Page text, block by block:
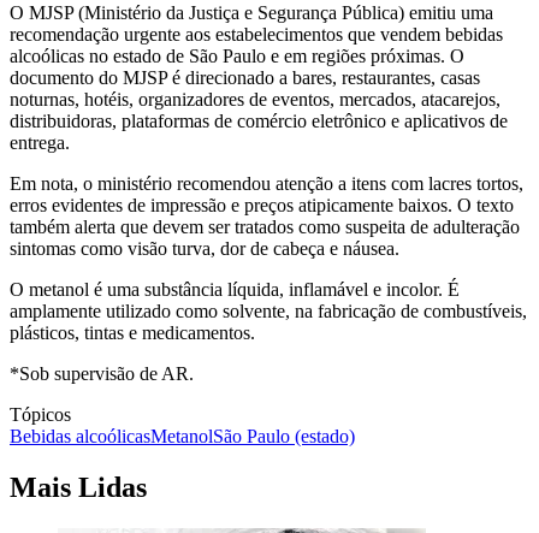
O MJSP (Ministério da Justiça e Segurança Pública) emitiu uma
recomendação urgente aos estabelecimentos que vendem bebidas
alcoólicas no estado de São Paulo e em regiões próximas. O
documento do MJSP é direcionado a bares, restaurantes, casas
noturnas, hotéis, organizadores de eventos, mercados, atacarejos,
distribuidoras, plataformas de comércio eletrônico e aplicativos de
entrega.
Em nota, o ministério recomendou atenção a itens com lacres tortos,
erros evidentes de impressão e preços atipicamente baixos. O texto
também alerta que devem ser tratados como suspeita de adulteração
sintomas como visão turva, dor de cabeça e náusea.
O metanol é uma substância líquida, inflamável e incolor. É
amplamente utilizado como solvente, na fabricação de combustíveis,
plásticos, tintas e medicamentos.
*Sob supervisão de AR.
Tópicos
Bebidas alcoólicasMetanolSão Paulo (estado)
Mais Lidas